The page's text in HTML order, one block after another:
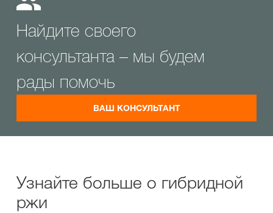
Найдите своего
консультанта – мы будем
рады помочь
ВАШ КОНСУЛЬТАНТ
Узнайте больше о гибридной
ржи